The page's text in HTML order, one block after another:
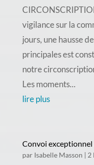
vigilance sur la
jours, une hausse
principales est
notre
Les moments...
lire plus
Convoi exceptionnel
par Isabelle Masson | 2